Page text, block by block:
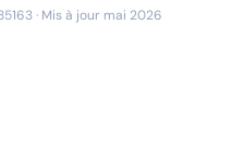
· Mis à jour mai 2026